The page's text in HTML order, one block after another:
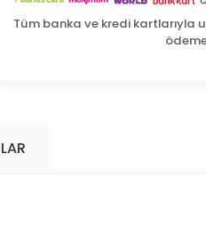
Tüm banka ve kredi kartlarıyla